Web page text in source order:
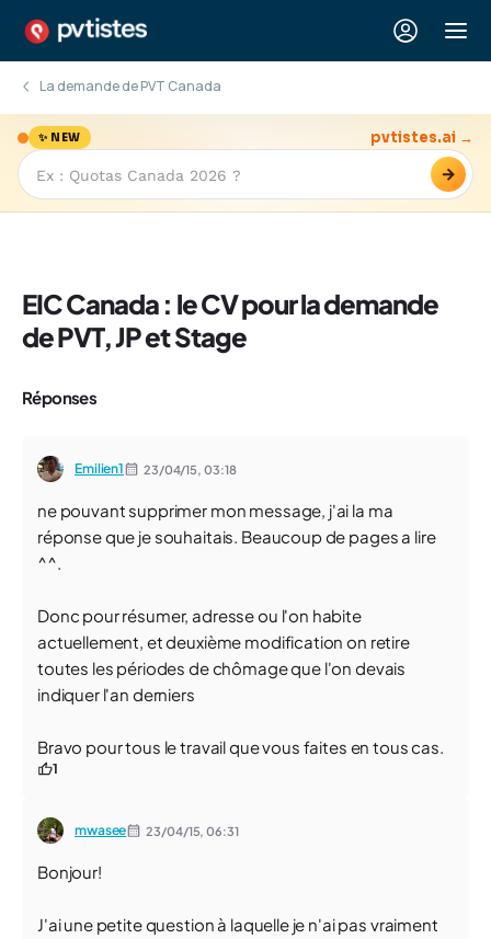
La demande de PVT Canada
✨ NEW
→
pvtistes.ai →
EIC Canada : le CV pour la demande
de PVT, JP et Stage
Réponses
Emilien1 23/04/15, 03:18
ne pouvant supprimer mon message, j'ai la ma
réponse que je souhaitais. Beaucoup de pages a lire
^^.
Donc pour résumer, adresse ou l'on habite
actuellement, et deuxième modification on retire
toutes les périodes de chômage que l'on devais
indiquer l'an derniers
Bravo pour tous le travail que vous faites en tous cas.
1
mwasee 23/04/15,06:31
Bonjour!
J'ai une petite question à laquelle je n'ai pas vraiment